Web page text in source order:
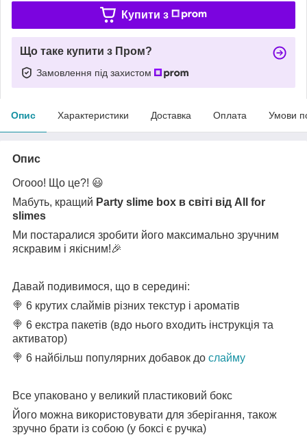
Купити з
Що таке купити з Пром?
Замовлення під захистом
Опис Характеристики Доставка Оплата Умови
Опис
Огооо! Що це?! 😃
Мабуть, кращий Party slime box в світі від All for
slimes
Ми постаралися зробити його максимально зручним
яскравим і якісним!🎉
Давай подивимося, що в середині:
🍭 6 крутих слаймів різних текстур і ароматів
🍭 6 екстра пакетів (вдо нього входить інструкція та
активатор)
🍭 6 найбільш популярних добавок до слайму
Все упаковано у великий пластиковий бокс
Його можна використовувати для зберігання, також
зручно брати із собою (у боксі є ручка)